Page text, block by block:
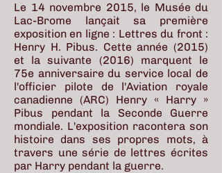
Le 14 novembre 2015, le Musée du
Lac-Brome lançait sa première
exposition en ligne : Lettres du front :
Henry H. Pibus. Cette année (2015)
et la suivante (2016) marquent le
75e anniversaire du service local de
l'officier pilote de l'Aviation royale
canadienne (ARC) Henry « Harry »
Pibus pendant la Seconde Guerre
mondiale. L'exposition racontera son
histoire dans ses propres mots, à
travers une série de lettres écrites
par Harry pendant la guerre.